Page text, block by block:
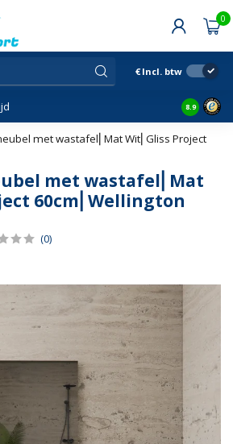
0
€ Incl. btw
Snelle
8.9
met wastafel⎢Mat Wit⎢Gliss Project
met wastafel⎢Mat
60cm⎢Wellington
(0)